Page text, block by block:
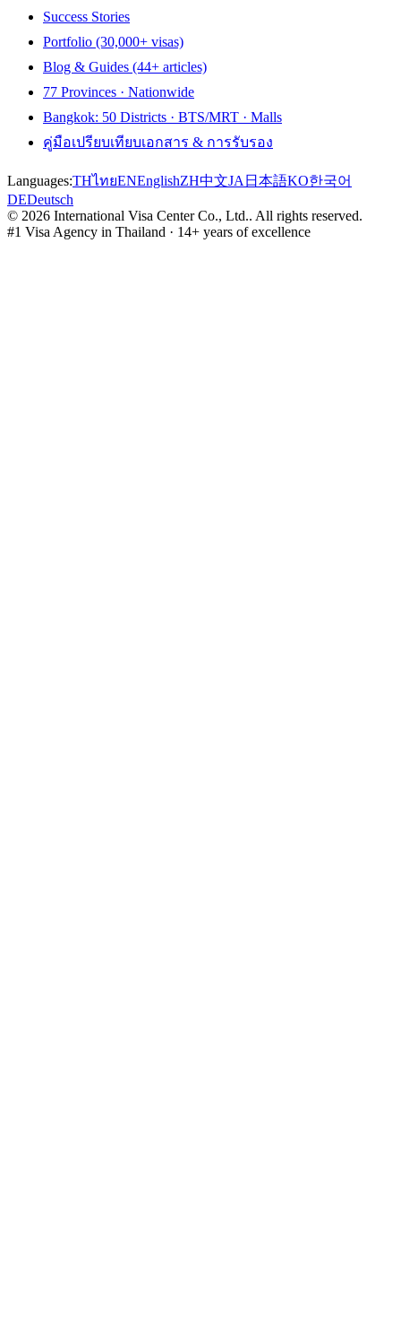
Success Stories
Portfolio (30,000+ visas)
Blog & Guides (44+ articles)
77 Provinces · Nationwide
Bangkok: 50 Districts · BTS/MRT · Malls
คู่มือเปรียบเทียบเอกสาร & การรับรอง
Languages:THไทยENEnglishZH中文JA 日本語KO한국어
DEDeutsch
© 2026 International Visa Center Co., Ltd.. All rights reserved.
#1 Visa Agency in Thailand · 14+ years of excellence